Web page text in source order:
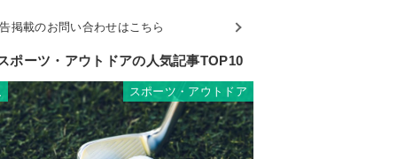
掲載のお問い合わせはこちら
ポーツ・アウトドアの人気記事TOP10
スポーツ・アウトドア